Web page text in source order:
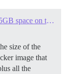
Can't rebuilt app, says you have less than 5GB space on the disk
size of the
image that
all the